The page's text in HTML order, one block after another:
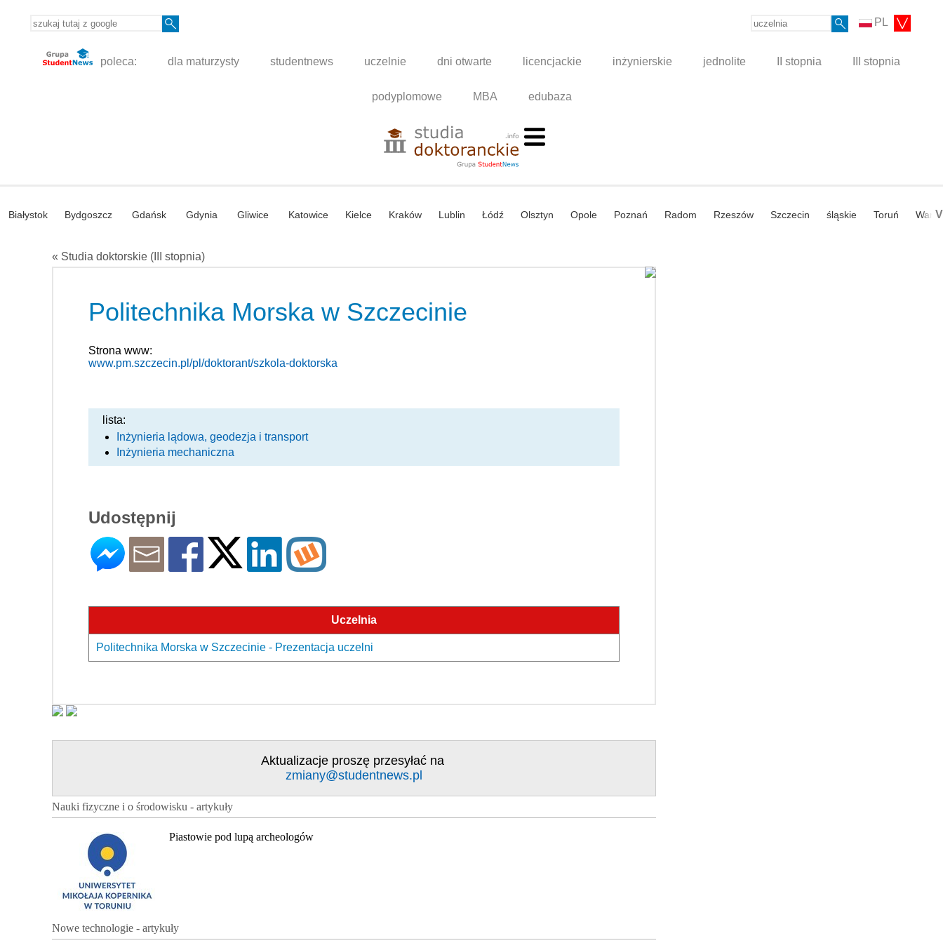
PL
poleca: dla maturzysty studentnews uczelnie dni otwarte licencjackie inżynierskie jednolite II stopnia III stopnia
podyplomowe MBA edubaza
Białystok Bydgoszcz Gdańsk Gdynia Gliwice Katowice Kielce Kraków Lublin Łódź Olsztyn Opole Poznań Radom Rzeszów Szczecin śląskie Toruń V
« Studia doktorskie (III stopnia)
Politechnika Morska w Szczecinie
Strona www:
www.pm.szczecin.pl/pl/doktorant/szkola-doktorska
lista:
Inżynieria lądowa, geodezja i transport
Inżynieria mechaniczna
Udostępnij
Uczelnia
Politechnika Morska w Szczecinie - Prezentacja uczelni
Aktualizacje proszę przesyłać na
zmiany@studentnews.pl
Nauki fizyczne i o środowisku - artykuły
Piastowie pod lupą archeologów
Nowe technologie - artykuły